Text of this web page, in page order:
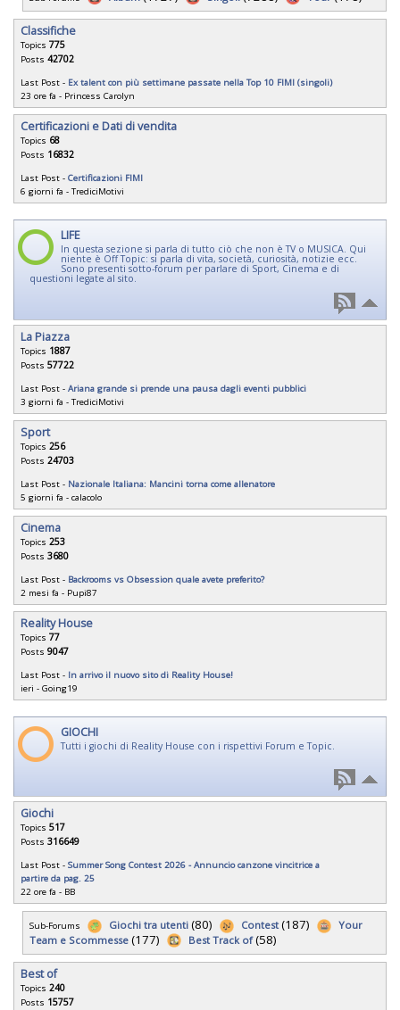
Classifiche
Topics 775
Posts 42702
Last Post - Ex talent con più settimane passate nella Top 10 FIMI (singoli)
23 ore fa - Princess Carolyn
Certificazioni e Dati di vendita
Topics 68
Posts 16832
Last Post - Certificazioni FIMI
6 giorni fa - TrediciMotivi
LIFE
In questa sezione si parla di tutto ciò che non è TV o MUSICA. Qui
niente è Off Topic: si parla di vita, società, curiosità, notizie ecc.
Sono presenti sotto-forum per parlare di Sport, Cinema e di
questioni legate al sito.
La Piazza
Topics 1887
Posts 57722
Last Post - Ariana grande si prende una pausa dagli eventi pubblici
3 giorni fa - TrediciMotivi
Sport
Topics 256
Posts 24703
Last Post - Nazionale Italiana: Mancini torna come allenatore
5 giorni fa - calacolo
Cinema
Topics 253
Posts 3680
Last Post - Backrooms vs Obsession quale avete preferito?
2 mesi fa - Pupi87
Reality House
Topics 77
Posts 9047
Last Post - In arrivo il nuovo sito di Reality House!
ieri - Going19
GIOCHI
Tutti i giochi di Reality House con i rispettivi Forum e Topic.
Giochi
Topics 517
Posts 316649
Last Post - Summer Song Contest 2026 - Annuncio canzone vincitrice a
partire da pag. 25
22 ore fa - BB
Sub-Forums Giochi tra utenti (80) Contest(187)
Your
Team e Scommesse (177) Best Track of(58)
Best of
Topics 240
Posts 15757